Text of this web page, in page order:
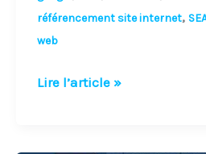
référencement site internet,
web
Lire l’article »